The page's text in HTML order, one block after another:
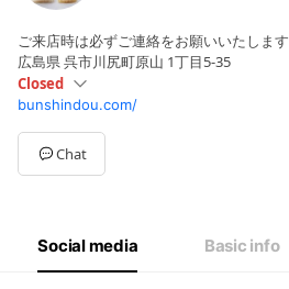
ご来店時は必ずご連絡をお願いいたします
広島県 呉市川尻町原山 1丁目5-35
Closed
SunClosed
Mon09:00 - 17:00
Tue09:00 - 17:00
Wed09:00 - 17:00
Closed
土日祝・お盆・年末年始は休業日です。
bunshindou.com/
Chat
Social media Basic info